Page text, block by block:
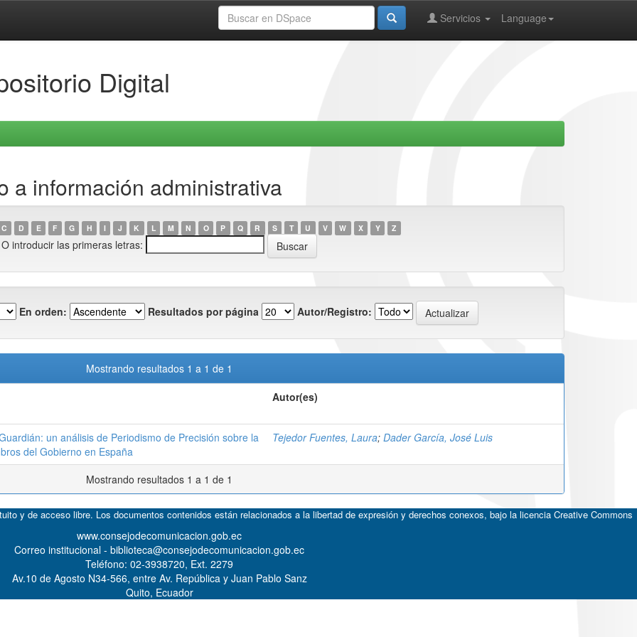
Language
Servicios
Digital
a información administrativa
C D E F G H I J K L M N O P Q R S T U V W X Y Z
O introducir las primeras letras:
En orden: Resultados por página Autor/Registro:
Mostrando resultados 1 a 1 de 1
Autor(es)
un análisis de Periodismo de Precisión sobre la
del Gobierno en España
Tejedor Fuentes, Laura; Dader García, José Luis
Mostrando resultados 1 a 1 de 1
y de acceso libre. Los documentos contenidos están relacionados a la libertad de expresión y derechos conexos, bajo la licencia Creative Commons
www.consejodecomunicacion.gob.ec
Correo institucional - biblioteca@consejodecomunicacion.gob.ec
Teléfono: 02-3938720, Ext. 2279
Av.10 de Agosto N34-566, entre Av. República y Juan Pablo Sanz
Quito, Ecuador